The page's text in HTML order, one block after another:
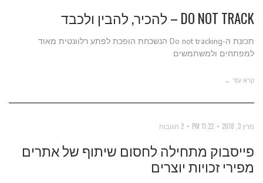
DO NOT TRACK – להכיר, להבין ולכבד
תכונת ה-Do not tracking הנשכחת הופכת לפתע רלוונטית מאוד
למפתחים ולמשתמשים
קרא עוד ←
מרץ 3, 2018 11:22 PM 2 תגובות
פייסבוק מתחילה לחסום שיתוף של אתרים
מפירי זכויות יוצרים